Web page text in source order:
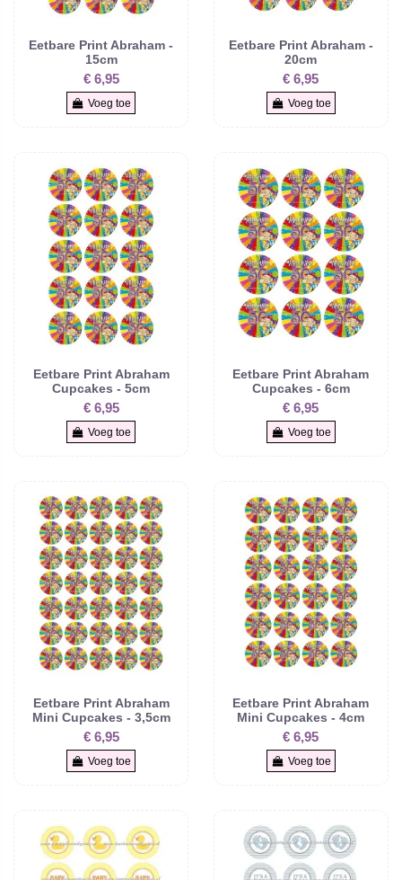
Eetbare Print Abraham -
15cm
€ 6,95
Voeg toe
Eetbare Print Abraham -
20cm
€ 6,95
Voeg toe
Eetbare Print Abraham
Cupcakes - 5cm
€ 6,95
Voeg toe
Eetbare Print Abraham
Cupcakes - 6cm
€ 6,95
Voeg toe
Eetbare Print Abraham
Mini Cupcakes - 3,5cm
€ 6,95
Voeg toe
Eetbare Print Abraham
Mini Cupcakes - 4cm
€ 6,95
Voeg toe